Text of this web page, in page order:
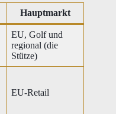
Hauptmarkt
EU, Golf und
regional (die
Stütze)
EU-Retail